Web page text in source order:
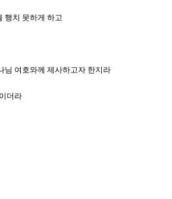
행치 못하게 하고
님 여호와께 제사하고자 한지라
더라